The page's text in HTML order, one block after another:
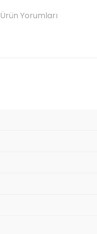
Ürün Yorumları